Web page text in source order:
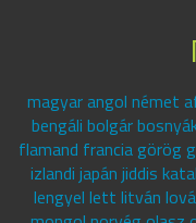
magyar angol német
bengáli bolgár
flamand francia görög
izlandi japán jiddis
lengyel lett litván